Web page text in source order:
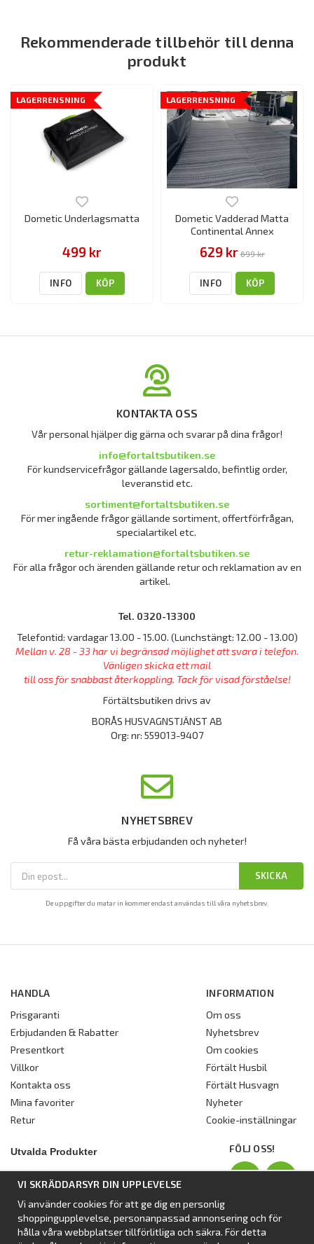
Rekommenderade tillbehör till denna
produkt
LAGERRENSNING
Dometic Underlagsmatta
499 kr
INFO KÖP
LAGERRENSNING
Dometic Vadderad Matta
Continental Annex
629 kr 699 kr
INFO KÖP
KONTAKTA OSS
Vår personal hjälper dig gärna och svarar på dina frågor!
info@fortaltsbutiken.se
För kundservicefrågor gällande lagersaldo, befintlig order,
leveranstid etc.
sortiment@fortaltsbutiken.se
För mer ingående frågor gällande sortiment, offertförfrågan,
specialartikel etc.
retur-reklamation@fortaltsbutiken.se
För alla frågor och ärenden gällande retur och reklamation av en
artikel.
Tel. 0320-13300
Telefontid: vardagar 13.00 - 15.00. (Lunchstängt: 12.00 - 13.00)
Mellan v. 28 - 33 har vi begränsad möjlighet att svara i telefon.
Vänligen skicka ett mail
till oss för snabbast återkoppling. Tack för visad förståelse!
Förtältsbutiken drivs av
BORÅS HUSVAGNSTJÄNST AB
Org: nr: 559013-9407
NYHETSBREV
Få våra bästa erbjudanden och nyheter!
SKICKA
De uppgifter du matar in kommer endast användas till våra nyhetsbrev.
HANDLA
Prisgaranti
Erbjudanden & Rabatter
Presentkort
Villkor
Kontakta oss
Mina favoriter
Retur
INFORMATION
Om oss
Nyhetsbrev
Om cookies
Förtält Husbil
Förtält Husvagn
Nyheter
Cookie-inställningar
Utvalda Produkter
Dometic Stuga Rest
Isabellas Året runt tält Villa
Förtält från Dometic
FÖLJ OSS!
VI SKRÄDDARSYR DIN UPPLEVELSE
Vi använder cookies för att ge dig en personlig
shoppingupplevelse, personanpassad annonsering och för
hålla våra webbplatser tillförlitliga och säkra. För detta